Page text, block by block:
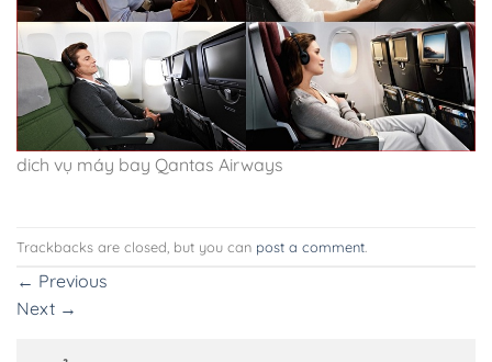
dich vụ máy bay Qantas Airways
Trackbacks are closed, but you can post a comment
← Previous
Next →